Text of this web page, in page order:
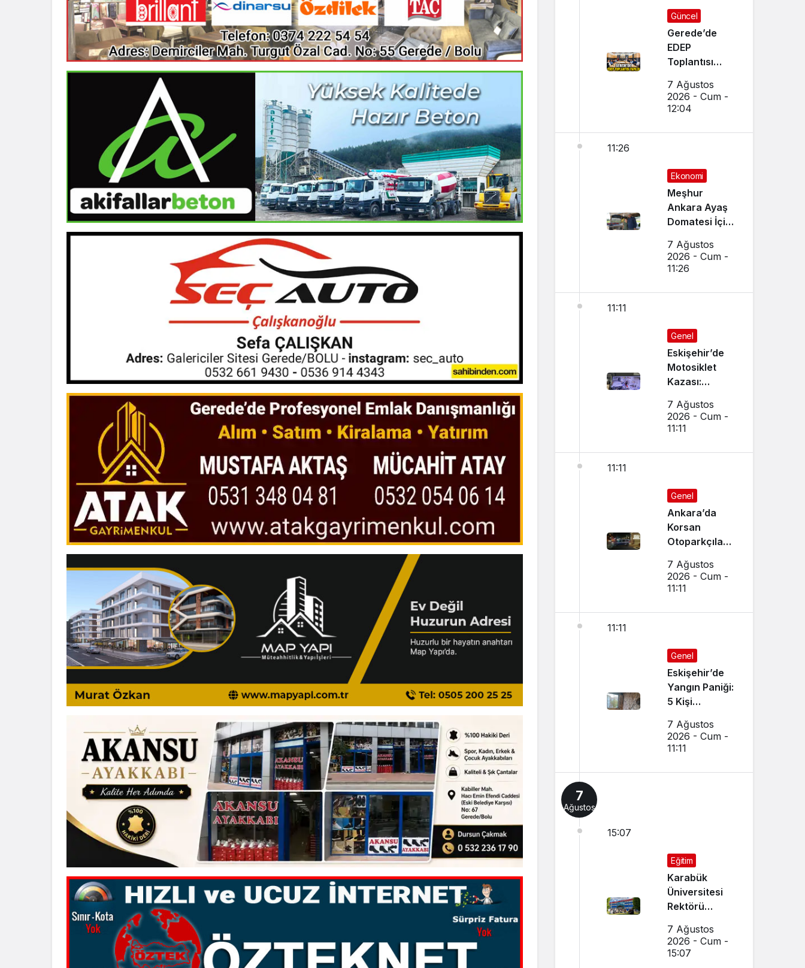
Güncel
Gerede’de
EDEP
Toplantısı
7 Ağustos
2026 - Cum -
12:04
11:26
Ekonomi
Meşhur
Ankara Ayaş
Domatesi İçin
Geldi
7 Ağustos
2026 - Cum -
11:26
11:11
Genel
Eskişehir’de
Motosiklet
Kazası:
Camı Kırıldı,
Arbede Çıktı
7 Ağustos
2026 - Cum -
11:11
11:11
Genel
Ankara’da
Korsan
Otoparkçılara
Operasyon:
10 Kişi
Alındı
7 Ağustos
2026 - Cum -
11:11
11:11
Genel
Eskişehir’de
Yangın Paniği:
5 Kişi
Etkilendi
7 Ağustos
2026 - Cum -
11:11
7
Ağustos
15:07
Eğitim
Karabük
Üniversitesi
Rektörü
Aday
Öğrencilere
7 Ağustos
2026 - Cum -
15:07